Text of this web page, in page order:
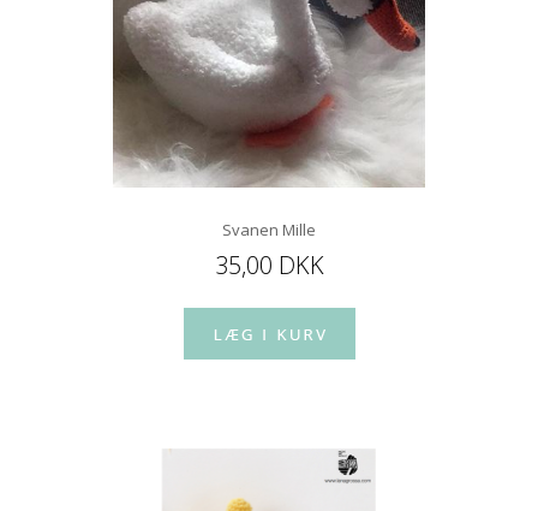
Svanen Mille
35,00 DKK